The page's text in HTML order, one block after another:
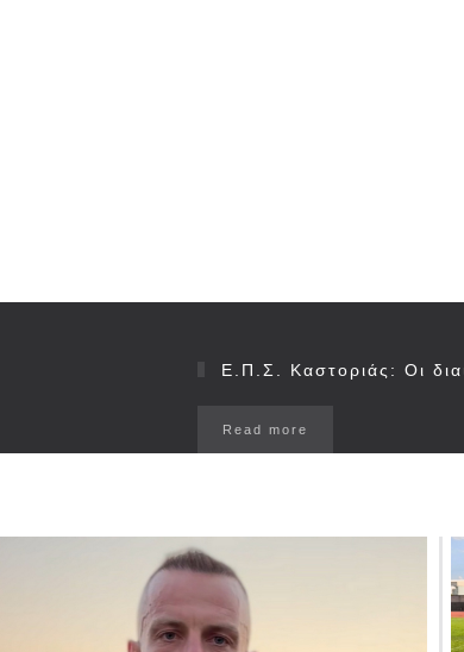
Ε.Π.Σ. Καστοριάς: Οι
Read more